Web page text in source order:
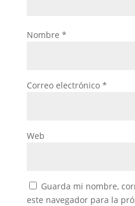
Nombre *
Correo electrónico *
Web
Guarda mi nombre,
este navegador para la